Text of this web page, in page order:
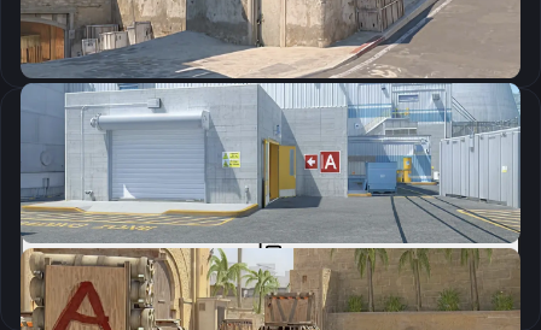
Скопировать
Параметры запуска
Скопировать